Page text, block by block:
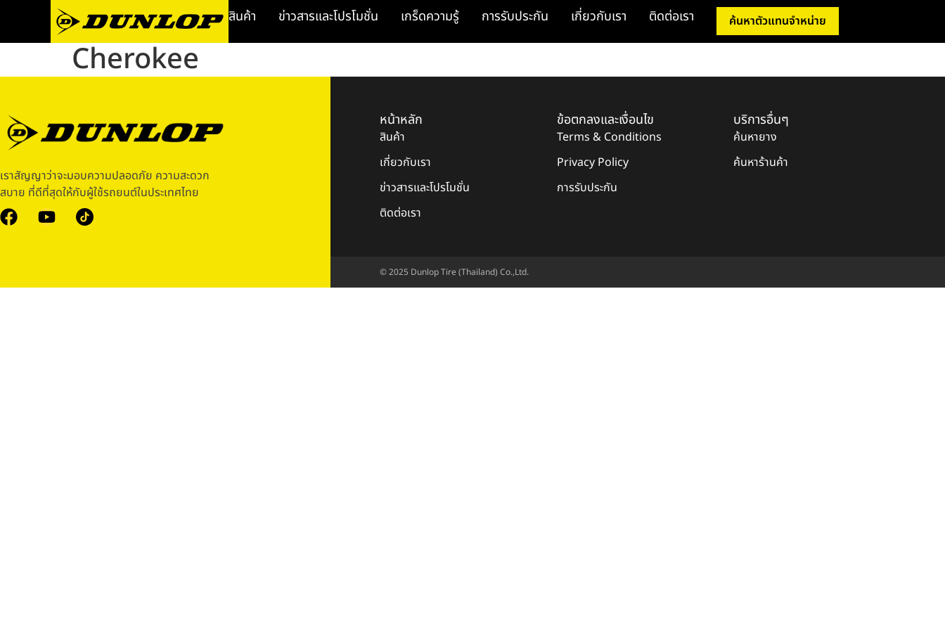
สินค้า ข่าวสารและโปรโมชั่น เกร็ดความรู้ การรับประกัน เกี่ยวกับเรา ติดต่อเรา ค้นหาตัวแทนจำหน่าย
Cherokee
เราสัญญาว่าจะมอบความปลอดภัย ความสะดวก
สบาย ที่ดีที่สุดให้กับผู้ใช้รถยนต์ในประเทศไทย
หน้าหลัก
สินค้า
เกี่ยวกับเรา
ข่าวสารและโปรโมชั่น
ติดต่อเรา
ข้อตกลงและเงื่อนไข
Terms & Conditions
Privacy Policy
การรับประกัน
บริการอื่นๆ
ค้นหายาง
ค้นหาร้านค้า
© 2025 Dunlop Tire (Thailand) Co.,Ltd.